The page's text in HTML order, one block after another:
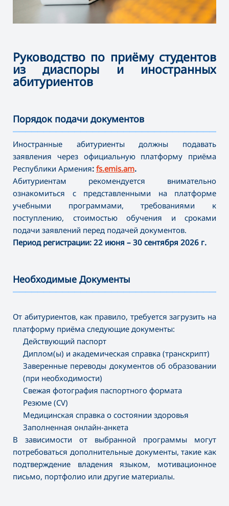
Руководство по приёму студентов
из диаспоры и иностранных
абитуриентов
Порядок подачи документов
Иностранные абитуриенты должны подавать
заявления через официальную платформу приёма
Республики Армения: fs.emis.am.
Абитуриентам рекомендуется внимательно
ознакомиться с представленными на платформе
учебными программами, требованиями к
поступлению, стоимостью обучения и сроками
подачи заявлений перед подачей документов.
Период регистрации: 22 июня – 30 сентября 2026 г.
Необходимые Документы
От абитуриентов, как правило, требуется загрузить на
платформу приёма следующие документы:
Действующий паспорт
Диплом(ы) и академическая справка (транскрипт)
Заверенные переводы документов об образовании
(при необходимости)
Свежая фотография паспортного формата
Резюме (CV)
Медицинская справка о состоянии здоровья
Заполненная онлайн-анкета
В зависимости от выбранной программы могут
потребоваться дополнительные документы, такие как
подтверждение владения языком, мотивационное
письмо, портфолио или другие материалы.